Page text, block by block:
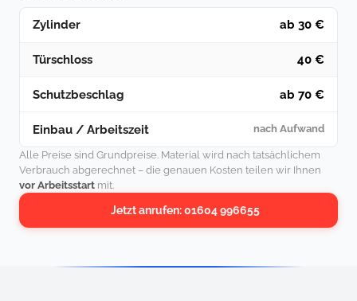
Zylinder ab 30 €
Türschloss 40 €
Schutzbeschlag ab 70 €
Einbau / Arbeitszeit nach Aufwand
Alle Preise sind Grundpreise. Material wird nach tatsächlichem
Verbrauch abgerechnet – die genauen Kosten teilen wir Ihnen
vor Arbeitsstart mit.
Jetzt anrufen: 01604 996655